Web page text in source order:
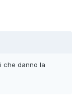
che danno la